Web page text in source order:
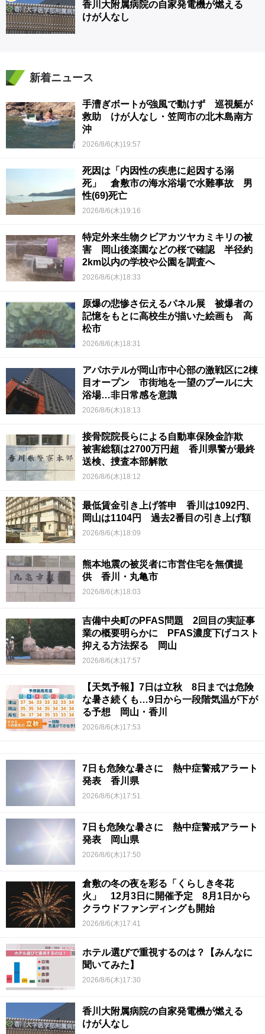
香川大附属病院の自家発電機が燃える
けが人なし
新着ニュース
手漕ぎボートが強風で動けず 巡視艇が
救助 けが人なし・笠岡市の北木島南方
沖
2026/8/6(木)19:57
死因は「内因性の疾患に起因する溺
死」 倉敷市の海水浴場で水難事故 男
性(69)死亡
2026/8/6(木)19:16
特定外来生物クビアカツヤカミキリの被
害 岡山後楽園などの桜で確認 半径約
2km以内の学校や公園を調査へ
2026/8/6(木)18:33
原爆の悲惨さ伝えるパネル展 被爆者の
記憶をもとに高校生が描いた絵画も 高
松市
2026/8/6(木)18:31
アパホテルが岡山市中心部の激戦区に2棟
目オープン 市街地を一望のプールに大
浴場…非日常感を意識
2026/8/6(木)18:13
接骨院院長らによる自動車保険金詐欺
被害総額は2700万円超 香川県警が最終
送検、捜査本部解散
2026/8/6(木)18:12
最低賃金引き上げ答申 香川は1092円、
岡山は1104円 過去2番目の引き上げ額
2026/8/6(木)18:09
熊本地震の被災者に市営住宅を無償提
供 香川・丸亀市
2026/8/6(木)18:03
吉備中央町のPFAS問題 2回目の実証事
業の概要明らかに PFAS濃度下げコスト
抑える方法探る 岡山
2026/8/6(木)17:57
【天気予報】7日は立秋 8日までは危険
な暑さ続くも…9日から一段階気温が下が
る予想 岡山・香川
2026/8/6(木)17:53
7日も危険な暑さに 熱中症警戒アラート
発表 香川県
2026/8/6(木)17:51
7日も危険な暑さに 熱中症警戒アラート
発表 岡山県
2026/8/6(木)17:50
倉敷の冬の夜を彩る「くらしき冬花
火」 12月3日に開催予定 8月1日から
クラウドファンディングも開始
2026/8/6(木)17:41
ホテル選びで重視するのは？【みんなに
聞いてみた】
2026/8/6(木)17:30
香川大附属病院の自家発電機が燃える
けが人なし